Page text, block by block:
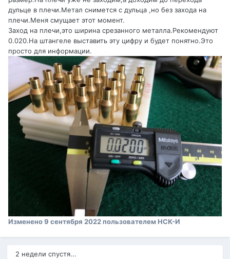
дульце в плечи.Метал снимется с дульца ,но без захода на
плечи.Меня смущает этот момент.
Заход на плечи,это ширина срезанного металла.Рекомендуют
0.020.На штангеле выставить эту цифру и будет понятно.Это
просто для информации.
Изменено9 сентября 2022пользователем НСК-И
2 недели спустя...